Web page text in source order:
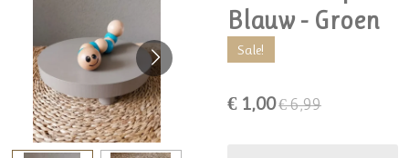
Blauw - Groen
Sale!
€ 1,00€ 6,99